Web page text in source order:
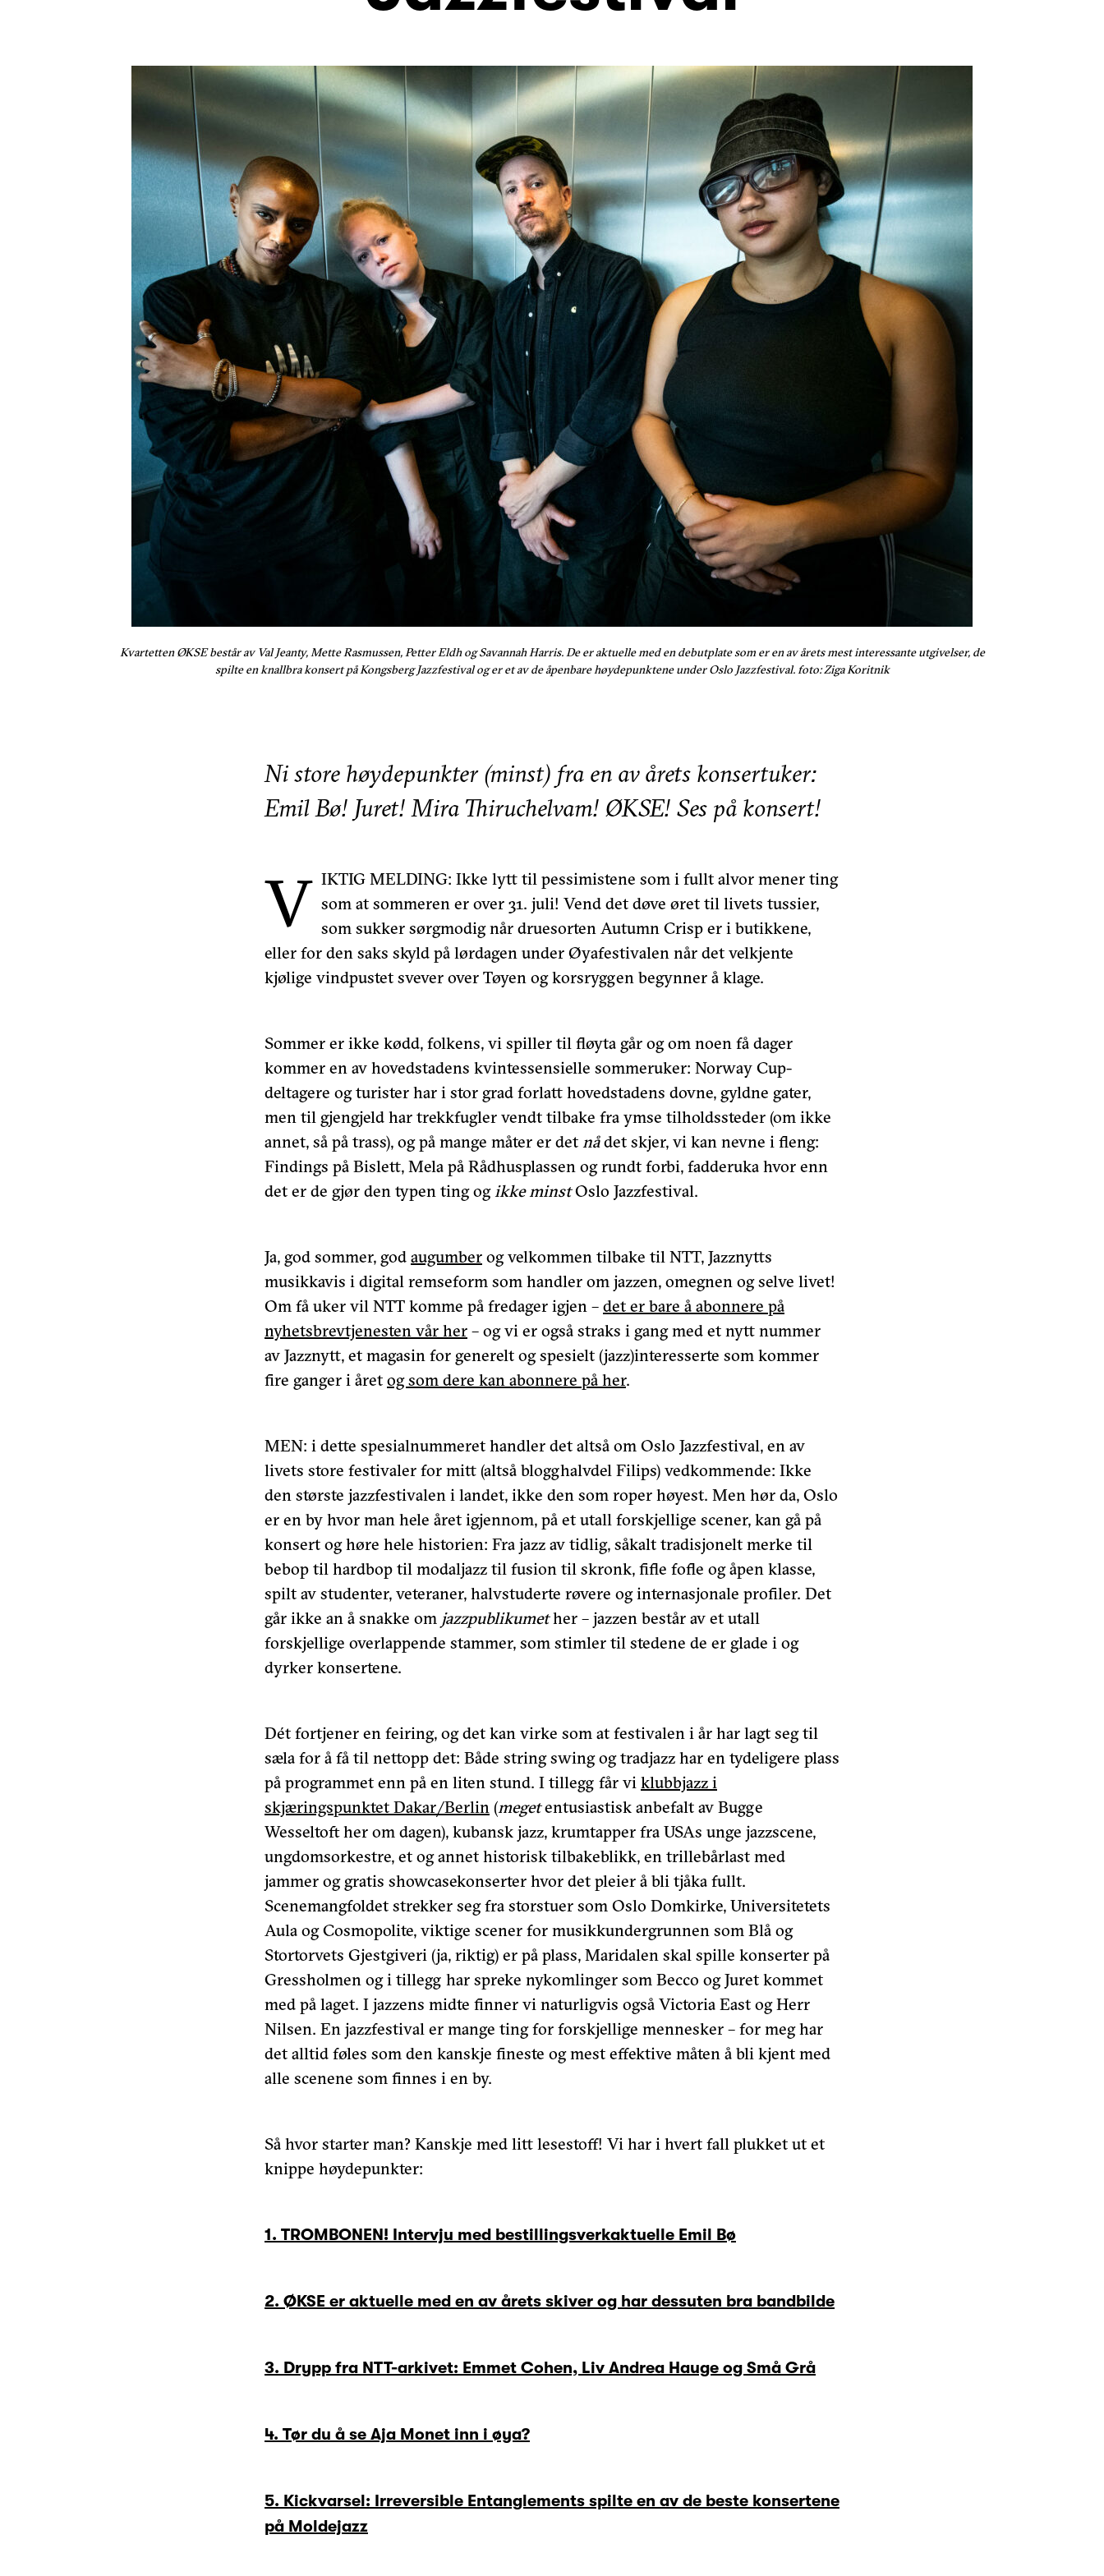
Kvartetten ØKSE består av Val Jeanty, Mette Rasmussen, Petter Eldh og Savannah Harris. De er aktuelle med en debutplate som er en av årets mest interessante utgivelser, de
spilte en knallbra konsert på Kongsberg Jazzfestival og er et av de åpenbare høydepunktene under Oslo Jazzfestival. foto: Ziga Koritnik
Ni store høydepunkter (minst) fra en av årets konsertuker:
Emil Bø! Juret! Mira Thiruchelvam! ØKSE! Ses på konsert!
V IKTIG MELDING: Ikke lytt til pessimistene som i fullt alvor mener ting
som at sommeren er over 31. juli! Vend det døve øret til livets tussier,
som sukker sørgmodig når druesorten Autumn Crisp er i butikkene,
eller for den saks skyld på lørdagen under Øyafestivalen når det velkjente
kjølige vindpustet svever over Tøyen og korsryggen begynner å klage.
Sommer er ikke kødd, folkens, vi spiller til fløyta går og om noen få dager
kommer en av hovedstadens kvintessensielle sommeruker: Norway Cup-
deltagere og turister har i stor grad forlatt hovedstadens dovne, gyldne gater,
men til gjengjeld har trekkfugler vendt tilbake fra ymse tilholdssteder (om ikke
annet, så på trass), og på mange måter er det nådet skjer, vi kan nevne i fleng:
Findings på Bislett, Mela på Rådhusplassen og rundt forbi, fadderuka hvor enn
det er de gjør den typen ting og ikke minstOslo Jazzfestival.
Ja, god sommer, god augumber og velkommen tilbake til NTT, Jazznytts
musikkavis i digital remseform som handler om jazzen, omegnen og selve livet!
Om få uker vil NTT komme på fredager igjen – det er bare å abonnere på
nyhetsbrevtjenesten vår her – og vi er også straks i gang med et nytt nummer
av Jazznytt, et magasin for generelt og spesielt (jazz)interesserte som kommer
fire ganger i året og som dere kan abonnere på her.
MEN: i dette spesialnummeret handler det altså om Oslo Jazzfestival, en av
livets store festivaler for mitt (altså blogghalvdel Filips) vedkommende: Ikke
den største jazzfestivalen i landet, ikke den som roper høyest. Men hør da, Oslo
er en by hvor man hele året igjennom, på et utall forskjellige scener, kan gå på
konsert og høre hele historien: Fra jazz av tidlig, såkalt tradisjonelt merke til
bebop til hardbop til modaljazz til fusion til skronk, fifle fofle og åpen klasse,
spilt av studenter, veteraner, halvstuderte røvere og internasjonale profiler. Det
går ikke an å snakke om jazzpublikumether – jazzen består av et utall
forskjellige overlappende stammer, som stimler til stedene de er glade i og
dyrker konsertene.
Dét fortjener en feiring, og det kan virke som at festivalen i år har lagt seg til
sæla for å få til nettopp det: Både string swing og tradjazz har en tydeligere plass
på programmet enn på en liten stund. I tillegg får vi klubbjazz i
skjæringspunktet Dakar/Berlin (megetentusiastisk anbefalt av Bugge
Wesseltoft her om dagen), kubansk jazz, krumtapper fra USAs unge jazzscene,
ungdomsorkestre, et og annet historisk tilbakeblikk, en trillebårlast med
jammer og gratis showcasekonserter hvor det pleier å bli tjåka fullt.
Scenemangfoldet strekker seg fra storstuer som Oslo Domkirke, Universitetets
Aula og Cosmopolite, viktige scener for musikkundergrunnen som Blå og
Stortorvets Gjestgiveri (ja, riktig) er på plass, Maridalen skal spille konserter på
Gressholmen og i tillegg har spreke nykomlinger som Becco og Juret kommet
med på laget. I jazzens midte finner vi naturligvis også Victoria East og Herr
Nilsen. En jazzfestival er mange ting for forskjellige mennesker – for meg har
det alltid føles som den kanskje fineste og mest effektive måten å bli kjent med
alle scenene som finnes i en by.
Så hvor starter man? Kanskje med litt lesestoff! Vi har i hvert fall plukket ut et
knippe høydepunkter:
1. TROMBONEN! Intervju med bestillingsverkaktuelle Emil Bø
2. ØKSE er aktuelle med en av årets skiver og har dessuten bra bandbilde
3. Drypp fra NTT-arkivet: Emmet Cohen, Liv Andrea Hauge og Små Grå
4. Tør du å se Aja Monet inn i øya?
5. Kickvarsel: Irreversible Entanglements spilte en av de beste konsertene
på Moldejazz